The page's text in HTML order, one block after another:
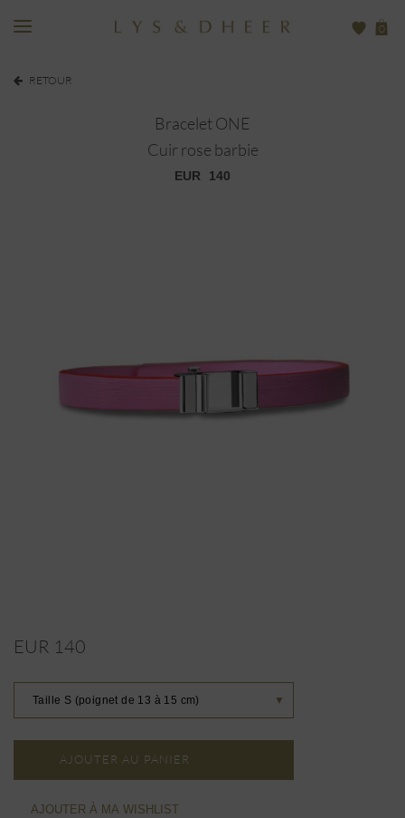
0
RETOUR
Bracelet ONE
Cuir rose barbie
EUR 140
EUR 140
Taille S (poignet de 13 à 15 cm) ▼
AJOUTER AU PANIER
AJOUTER À MA WISHLIST